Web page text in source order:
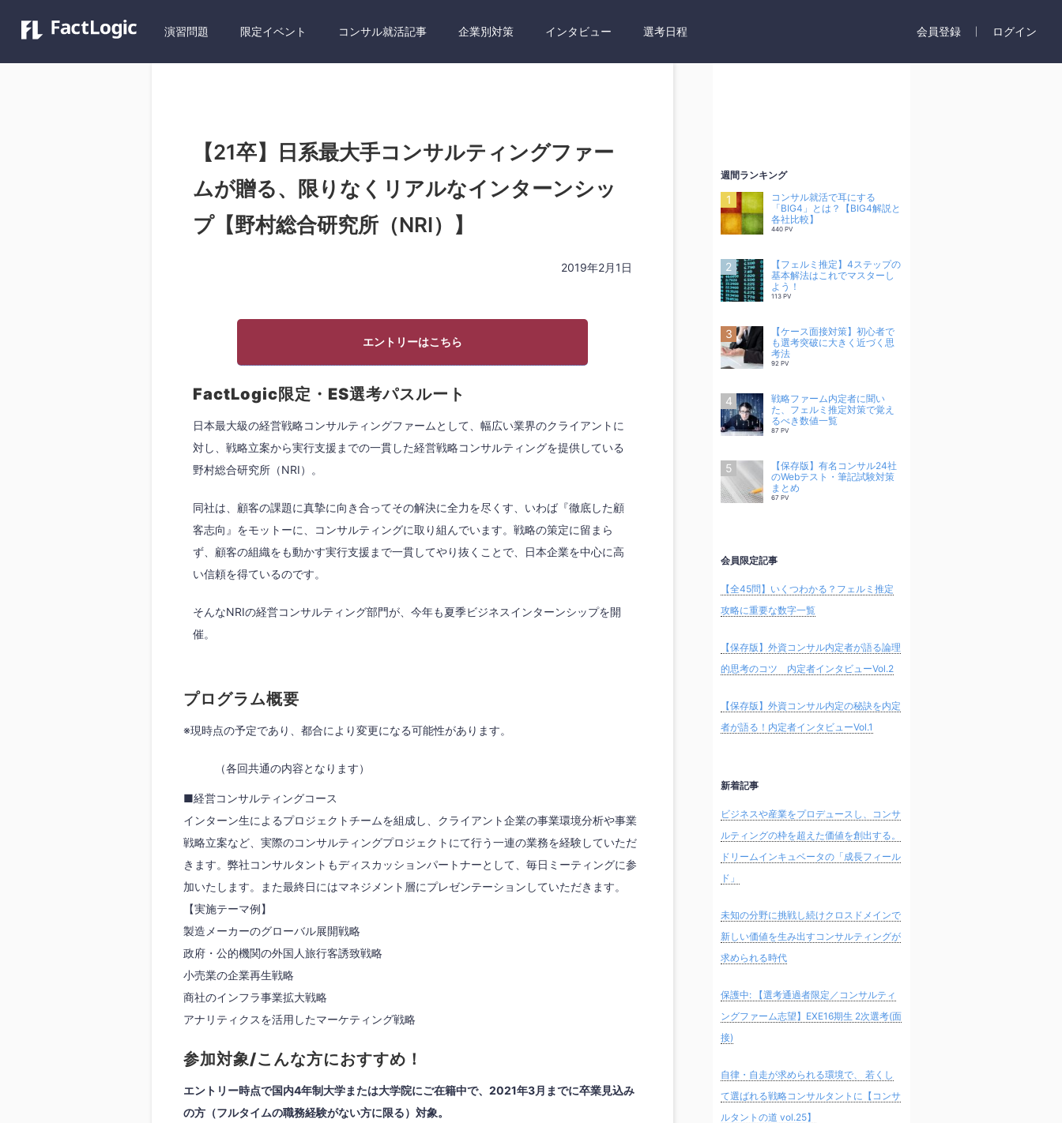
演習問題 限定イベント コンサル就活記事 企業別対策 インタビュー 選考日程 会員登録 ログイン
【21卒】日系最大手コンサルティングファー
ムが贈る、限りなくリアルなインターンシッ
プ【野村総合研究所（NRI）】
2019年2月1日
エントリーはこちら
FactLogic限定・ES選考パスルート
日本最大級の経営戦略コンサルティングファームとして、幅広い業界のクライアントに
対し、戦略立案から実行支援までの一貫した経営戦略コンサルティングを提供している
野村総合研究所（NRI）。
同社は、顧客の課題に真摯に向き合ってその解決に全力を尽くす、いわば『徹底した顧
客志向』をモットーに、コンサルティングに取り組んでいます。戦略の策定に留まら
ず、顧客の組織をも動かす実行支援まで一貫してやり抜くことで、日本企業を中心に高
い信頼を得ているのです。
そんなNRIの経営コンサルティング部門が、今年も夏季ビジネスインターンシップを開
催。
プログラム概要
※現時点の予定であり、都合により変更になる可能性があります。
（各回共通の内容となります）
■経営コンサルティングコース
インターン生によるプロジェクトチームを組成し、クライアント企業の事業環境分析や事業
戦略立案など、実際のコンサルティングプロジェクトにて行う一連の業務を経験していただ
きます。弊社コンサルタントもディスカッションパートナーとして、毎日ミーティングに参
加いたします。また最終日にはマネジメント層にプレゼンテーションしていただきます。
【実施テーマ例】
製造メーカーのグローバル展開戦略
政府・公的機関の外国人旅行客誘致戦略
小売業の企業再生戦略
商社のインフラ事業拡大戦略
アナリティクスを活用したマーケティング戦略
参加対象/こんな方におすすめ！
エントリー時点で国内4年制大学または大学院にご在籍中で、2021年3月までに卒業見込み
の方（フルタイムの職務経験がない方に限る）対象。
週間ランキング
コンサル就活で耳にする
「BIG4」とは？【BIG4解説と
各社比較】
440 PV
【フェルミ推定】4ステップの
基本解法はこれでマスターし
よう！
113 PV
【ケース面接対策】初心者で
も選考突破に大きく近づく思
考法
92 PV
戦略ファーム内定者に聞い
た、フェルミ推定対策で覚え
るべき数値一覧
87 PV
【保存版】有名コンサル24社
のWebテスト・筆記試験対策
まとめ
67 PV
会員限定記事
【全45問】いくつわかる？フェルミ推定
攻略に重要な数字一覧
【保存版】外資コンサル内定者が語る論理
的思考のコツ 内定者インタビューVol.2
【保存版】外資コンサル内定の秘訣を内定
者が語る！内定者インタビューVol.1
新着記事
ビジネスや産業をプロデュースし、コンサ
ルティングの枠を超えた価値を創出する。
ドリームインキュベータの「成長フィール
ド」
未知の分野に挑戦し続けクロスドメインで
新しい価値を生み出すコンサルティングが
求められる時代
保護中: 【選考通過者限定／コンサルティ
ングファーム志望】EXE16期生 2次選考(面
接)
自律・自走が求められる環境で、 若くし
て選ばれる戦略コンサルタントに【コンサ
ルタントの道 vol.25】